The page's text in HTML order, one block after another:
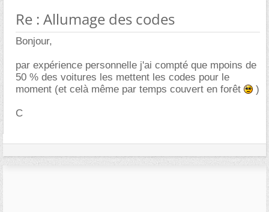
Re : Allumage des codes
Bonjour,
par expérience personnelle j'ai compté que mpoins de
50 % des voitures les mettent les codes pour le
moment (et celà même par temps couvert en forêt
)
C